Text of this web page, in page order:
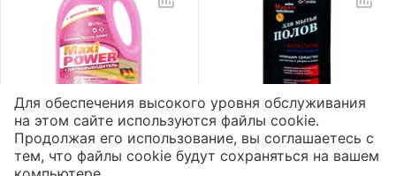
Гель для стирки «Maxi
Power»
Пятновыводитель
Жидкое мыло для
полов «Aromika» 72%
Для обеспечения высокого уровня обслуживания
на этом сайте используются файлы cookie.
Продолжая его использование, вы соглашаетесь с
тем, что файлы cookie будут сохраняться на вашем